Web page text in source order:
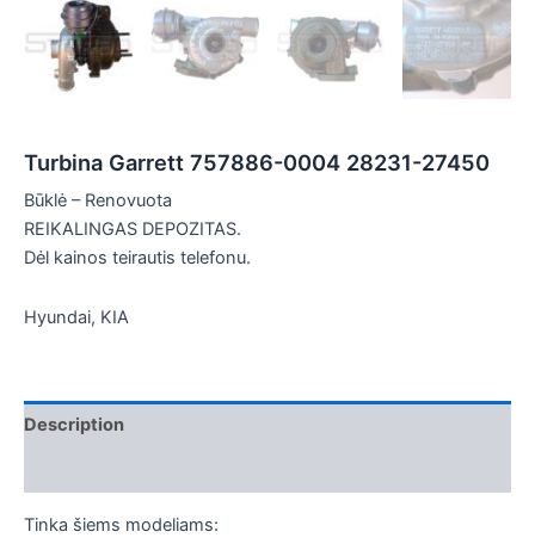
Turbina Garrett 757886-0004 28231-27450
Būklė – Renovuota
REIKALINGAS DEPOZITAS.
Dėl kainos teirautis telefonu.
Hyundai, KIA
Description
Tinka šiems modeliams: